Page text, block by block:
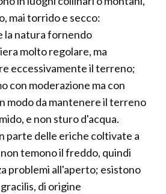
mai torrido e secco:
la natura fornendo
molto regolare, ma
eccessivamente il terreno;
con moderazione ma con
modo da mantenere il terreno
e non sturo d'acqua.
parte delle eriche coltivate a
temono il freddo, quindi
problemi all'aperto; esistono
di origine